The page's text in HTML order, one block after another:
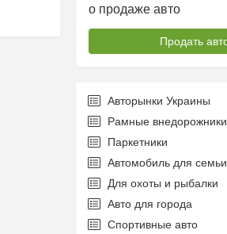
о продаже авто
Продать
Авторынки Украины
Рамные внедорожники
Паркетники
Автомобиль для семьи
Для охоты и рыбалки
Авто для города
Спортивные авто